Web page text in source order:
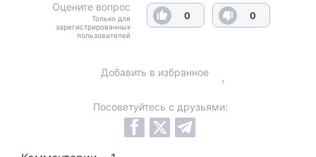
Оцените вопрос
Только для
зарегистрированных
пользователей
0 0
Добавить в избранное
Посоветуйтесь с друзьями: